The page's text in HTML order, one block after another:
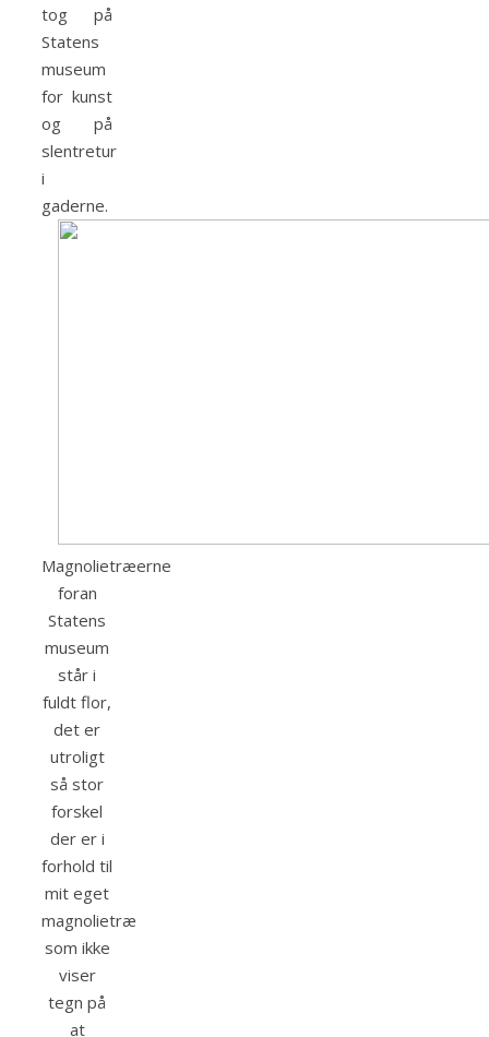
tog på
Statens
museum
for kunst
og på
slentretur
i
gaderne.
Magnolietræerne
foran
Statens
museum
står i
fuldt flor,
det er
utroligt
så stor
forskel
der er i
forhold til
mit eget
magnolietræ
som ikke
viser
tegn på
at